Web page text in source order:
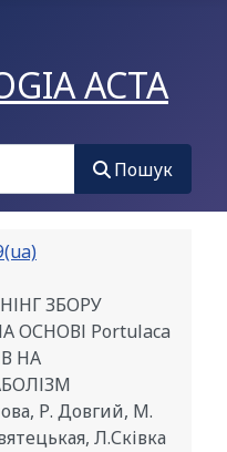
ACTA
Пошук
ЗБОРУ
ОСНОВІ Portulaca
НА
Р. Довгий, M.
Л.Сківка